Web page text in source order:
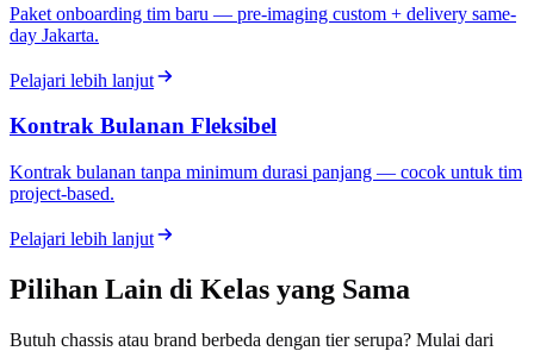
Paket onboarding tim baru — pre-imaging custom + delivery same-
day Jakarta.
Pelajari lebih lanjut
Kontrak Bulanan Fleksibel
Kontrak bulanan tanpa minimum durasi panjang — cocok untuk tim
project-based.
Pelajari lebih lanjut
Pilihan Lain di Kelas yang Sama
Butuh chassis atau brand berbeda dengan tier serupa? Mulai dari